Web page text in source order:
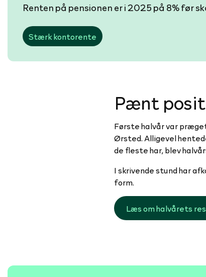
Renten på pensionen er i 2025 på 8% før
Stærk kontorente
Pænt
Første halvår var
Ørsted. Alligevel
de fleste har, blev
I skrivende stund har
form.
Læs om halvårets